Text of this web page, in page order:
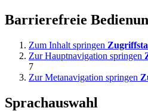
Barrierefreie
Zum Inhalt springen
Zur Hauptnavigation springen
7
Zur Metanavigation springen
Sprachauswahl